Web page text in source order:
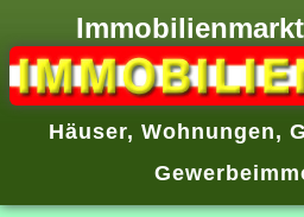
Häuser, Wohnungen,